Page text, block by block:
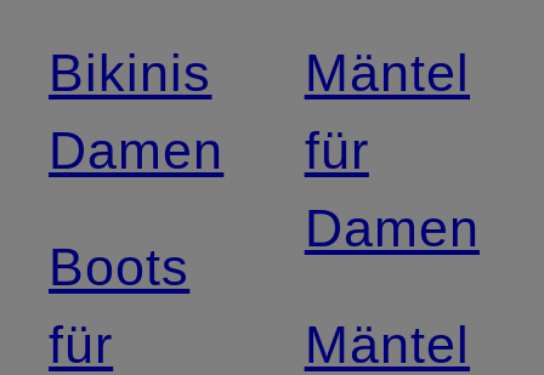
Bikinis
Damen
Boots
für
Mäntel
für
Damen
Mäntel